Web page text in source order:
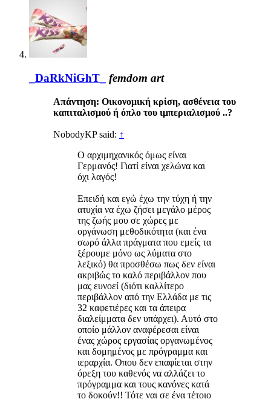
_DaRkNiGhT_ femdom art
Απάντηση: Οικονομική κρίση, ασθένεια του
καπιταλισμού ή όπλο του ιμπεριαλισμού ..?
NobodyKP said: ↑
Ο αρχιμηχανικός όμως είναι
Γερμανός! Γιατί είναι χελώνα και
όχι λαγός!
Επειδή και εγώ έχω την τύχη ή την
ατυχία να έχω ζήσει μεγάλο μέρος
της ζωής μου σε χώρες με
οργάνωση μεθοδικότητα (και ένα
σωρό άλλα πράγματα που εμείς τα
ξέρουμε μόνο ως λύματα στο
λεξικό) θα προσθέσω πως δεν είναι
ακριβώς το καλό περιβάλλον που
μας ευνοεί (διότι καλλίτερο
περιβάλλον από την Ελλάδα με τις
32 καφετιέρες και τα άπειρα
διαλείμματα δεν υπάρχει). Αυτό στο
οποίο μάλλον αναφέρεσαι είναι
ένας χώρος εργασίας οργανωμένος
και δομημένος με πρόγραμμα και
ιεραρχία. Οπου δεν επαφίεται στην
όρεξη του καθενός να αλλάζει το
πρόγραμμα και τους κανόνες κατά
το δοκούν!! Τότε ναι σε ένα τέτοιο